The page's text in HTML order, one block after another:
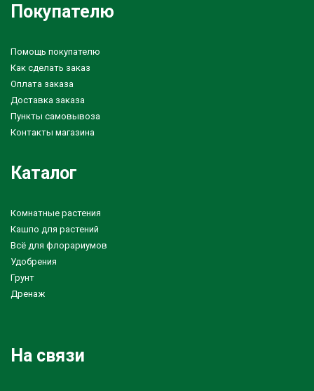
Покупателю
Помощь покупателю
Как сделать заказ
Оплата заказа
Доставка заказа
Пункты самовывоза
Контакты магазина
Каталог
Комнатные растения
Кашпо для растений
Всё для флорариумов
Удобрения
Грунт
Дренаж
На связи